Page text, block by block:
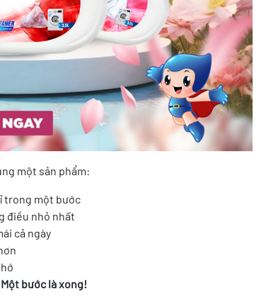
một sản phẩm:
trong một bước
điều nhỏ nhất
cả ngày
Một bước là xong!